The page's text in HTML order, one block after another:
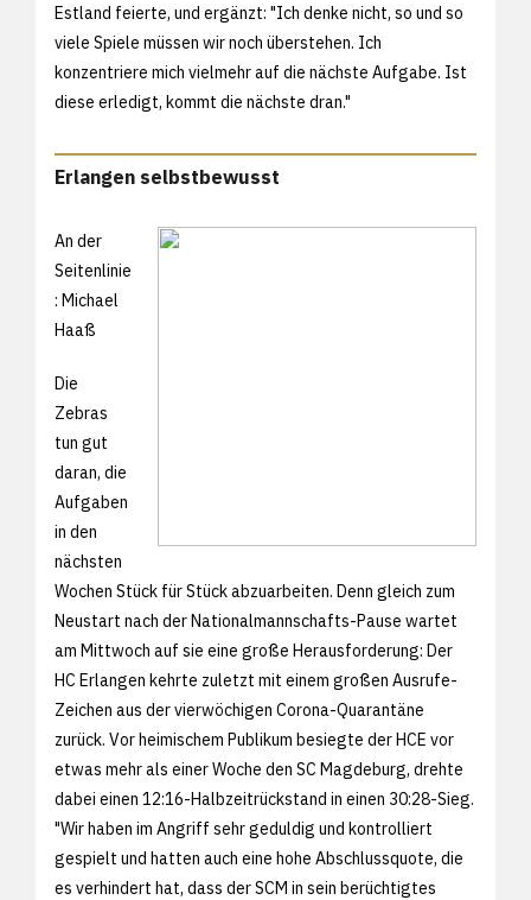
Estland feierte, und ergänzt: "Ich denke nicht, so und so
viele Spiele müssen wir noch überstehen. Ich
konzentriere mich vielmehr auf die nächste Aufgabe. Ist
diese erledigt, kommt die nächste dran."
Erlangen selbstbewusst
An der
Seitenlinie
: Michael
Haaß
Die
Zebras
tun gut
daran, die
Aufgaben
in den
nächsten
Wochen Stück für Stück abzuarbeiten. Denn gleich zum
Neustart nach der Nationalmannschafts-Pause wartet
am Mittwoch auf sie eine große Herausforderung: Der
HC Erlangen kehrte zuletzt mit einem großen Ausrufe-
Zeichen aus der vierwöchigen Corona-Quarantäne
zurück. Vor heimischem Publikum besiegte der HCE vor
etwas mehr als einer Woche den SC Magdeburg, drehte
dabei einen 12:16-Halbzeitrückstand in einen 30:28-Sieg.
"Wir haben im Angriff sehr geduldig und kontrolliert
gespielt und hatten auch eine hohe Abschlussquote, die
es verhindert hat, dass der SCM in sein berüchtigtes